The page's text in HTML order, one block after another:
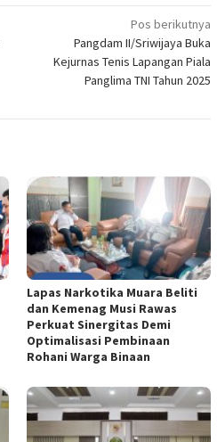
Pos berikutnya
Pangdam II/Sriwijaya Buka
Kejurnas Tenis Lapangan Piala
Panglima TNI Tahun 2025
Lapas Narkotika Muara Beliti
dan Kemenag Musi Rawas
Perkuat Sinergitas Demi
Optimalisasi Pembinaan
Rohani Warga Binaan